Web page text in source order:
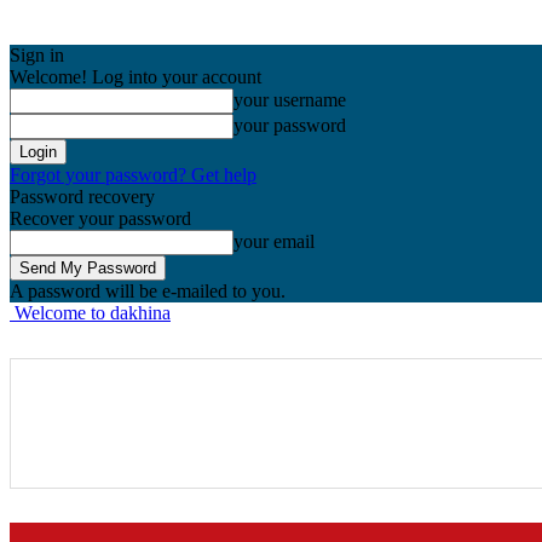
Sign in
Welcome! Log into your account
your username
your password
Forgot your password? Get help
Password recovery
Recover your password
your email
A password will be e-mailed to you.
Welcome to dakhina